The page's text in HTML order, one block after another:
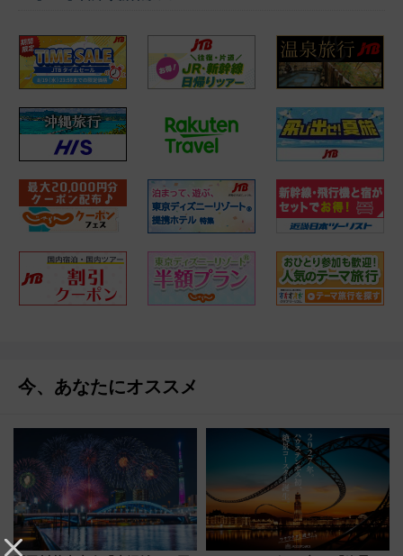
今、あなたにオススメ